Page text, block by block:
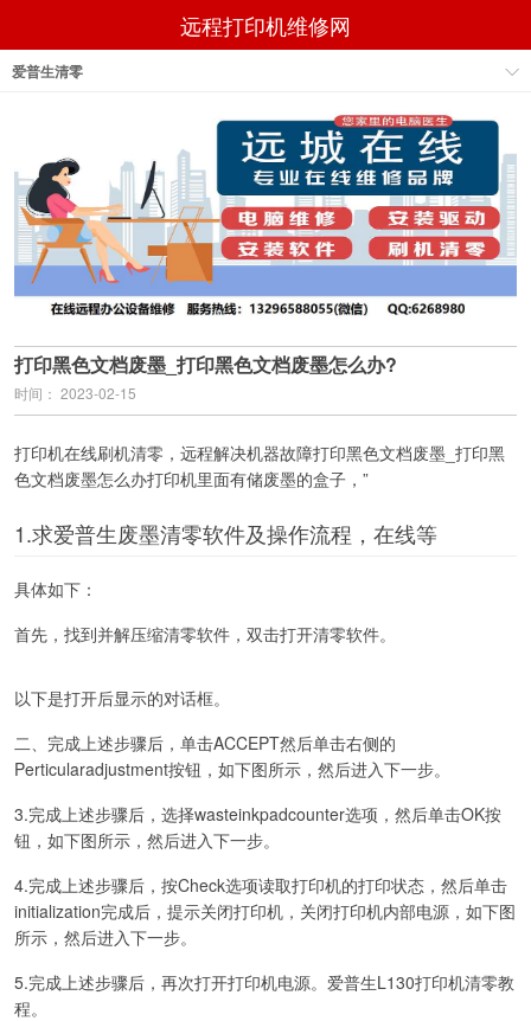
远程打印机维修网
爱普生清零
打印黑色文档废墨_打印黑色文档废墨怎么办?
时间： 2023-02-15
打印机在线刷机清零，远程解决机器故障打印黑色文档废墨_打印黑
色文档废墨怎么办打印机里面有储废墨的盒子，”
1.求爱普生废墨清零软件及操作流程，在线等
具体如下：
首先，找到并解压缩清零软件，双击打开清零软件。
以下是打开后显示的对话框。
二、完成上述步骤后，单击ACCEPT然后单击右侧的
Perticularadjustment按钮，如下图所示，然后进入下一步。
3.完成上述步骤后，选择wasteinkpadcounter选项，然后单击OK按
钮，如下图所示，然后进入下一步。
4.完成上述步骤后，按Check选项读取打印机的打印状态，然后单击
initialization完成后，提示关闭打印机，关闭打印机内部电源，如下图
所示，然后进入下一步。
5.完成上述步骤后，再次打开打印机电源。爱普生L130打印机清零教
程。